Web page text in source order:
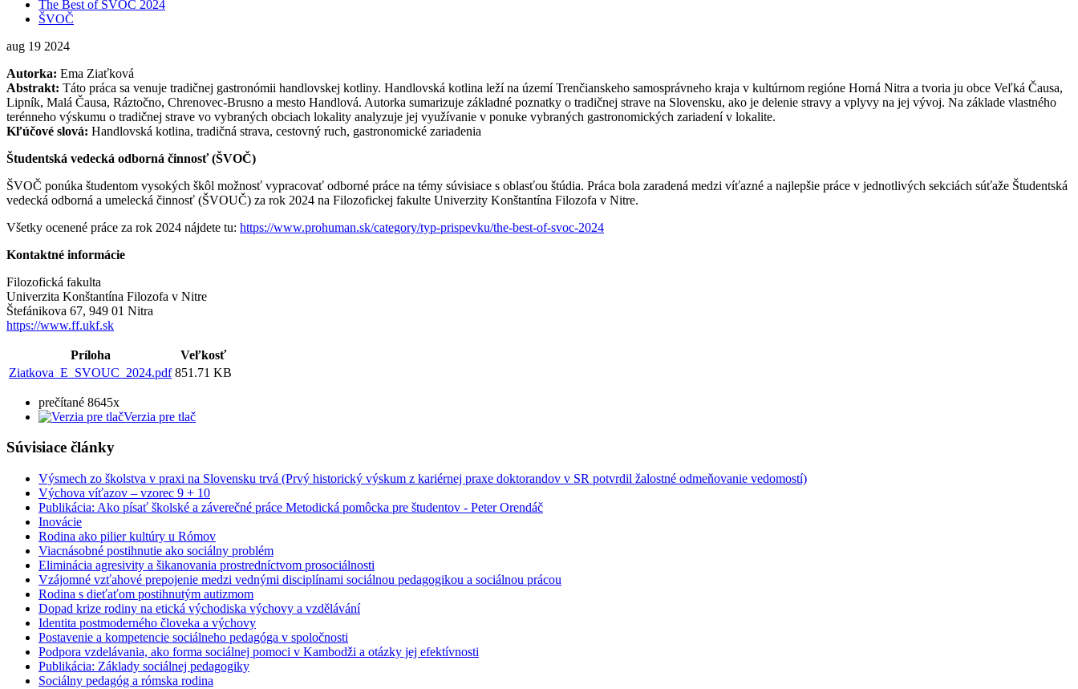
The Best of ŠVOČ 2024
ŠVOČ
aug 19 2024
Autorka: Ema Ziaťková
Abstrakt: Táto práca sa venuje tradičnej gastronómii handlovskej kotliny. Handlovská kotlina leží na území Trenčianskeho samosprávneho kraja v kultúrnom regióne Horná Nitra a tvoria ju obce Veľká Čausa,
Lipník, Malá Čausa, Ráztočno, Chrenovec-Brusno a mesto Handlová. Autorka sumarizuje základné poznatky o tradičnej strave na Slovensku, ako je delenie stravy a vplyvy na jej vývoj. Na základe vlastného
terénneho výskumu o tradičnej strave vo vybraných obciach lokality analyzuje jej využívanie v ponuke vybraných gastronomických zariadení v lokalite.
Kľúčové slová: Handlovská kotlina, tradičná strava, cestovný ruch, gastronomické zariadenia
Študentská vedecká odborná činnosť (ŠVOČ)
ŠVOČ ponúka študentom vysokých škôl možnosť vypracovať odborné práce na témy súvisiace s oblasťou štúdia. Práca bola zaradená medzi víťazné a najlepšie práce v jednotlivých sekciách súťaže Študentská
vedecká odborná a umelecká činnosť (ŠVOUČ) za rok 2024 na Filozofickej fakulte Univerzity Konštantína Filozofa v Nitre.
Všetky ocenené práce za rok 2024 nájdete tu: https://www.prohuman.sk/category/typ-prispevku/the-best-of-svoc-2024
Kontaktné informácie
Filozofická fakulta
Univerzita Konštantína Filozofa v Nitre
Štefánikova 67, 949 01 Nitra
https://www.ff.ukf.sk
Príloha
Veľkosť
Ziatkova_E_SVOUC_2024.pdf 851.71 KB
prečítané 8645x
Verzia pre tlač
Súvisiace články
Výsmech zo školstva v praxi na Slovensku trvá (Prvý historický výskum z kariérnej praxe doktorandov v SR potvrdil žalostné odmeňovanie vedomostí)
Výchova víťazov – vzorec 9 + 10
Publikácia: Ako písať školské a záverečné práce Metodická pomôcka pre študentov - Peter Orendáč
Inovácie
Rodina ako pilier kultúry u Rómov
Viacnásobné postihnutie ako sociálny problém
Eliminácia agresivity a šikanovania prostredníctvom prosociálnosti
Vzájomné vzťahové prepojenie medzi vednými disciplínami sociálnou pedagogikou a sociálnou prácou
Rodina s dieťaťom postihnutým autizmom
Dopad krize rodiny na etická východiska výchovy a vzdělávání
Identita postmoderného človeka a výchovy
Postavenie a kompetencie sociálneho pedagóga v spoločnosti
Podpora vzdelávania, ako forma sociálnej pomoci v Kambodži a otázky jej efektívnosti
Publikácia: Základy sociálnej pedagogiky
Sociálny pedagóg a rómska rodina